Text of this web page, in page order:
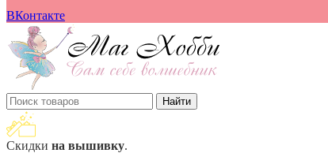
ВКонтакте
Найти
Скидки на вышивку.